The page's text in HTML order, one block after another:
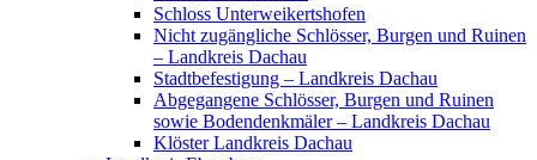
Schloss Unterweikertshofen
Nicht zugängliche Schlösser, Burgen und Ruinen
– Landkreis Dachau
Stadtbefestigung – Landkreis Dachau
Abgegangene Schlösser, Burgen und Ruinen
sowie Bodendenkmäler – Landkreis Dachau
Klöster Landkreis Dachau